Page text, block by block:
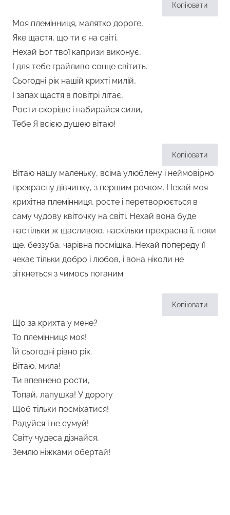
Копіювати
Моя племінниця, малятко дороге,
Яке щастя, що ти є на світі,
Нехай Бог твої капризи виконує,
І для тебе грайливо сонце світить.
Сьогодні рік нашій крихті милій,
І запах щастя в повітрі літає,
Рости скоріше і набирайся сили,
Тебе Я всією душею вітаю!
Копіювати
Вітаю нашу маленьку, всіма улюблену і неймовірно
прекрасну дівчинку, з першим рочком. Нехай моя
крихітна племінниця, росте і перетворюється в
саму чудову квіточку на світі. Нехай вона буде
настільки ж щасливою, наскільки прекрасна її, поки
ще, беззуба, чарівна посмішка. Нехай попереду її
чекає тільки добро і любов, і вона ніколи не
зіткнеться з чимось поганим.
Копіювати
Що за крихта у мене?
То племінниця моя!
Їй сьогодні рівно рік.
Вітаю, мила!
Ти впевнено рости,
Топай, лапушка! У дорогу
Щоб тільки посміхатися!
Радуйся і не сумуй!
Світу чудеса дізнайся,
Землю ніжками обертай!